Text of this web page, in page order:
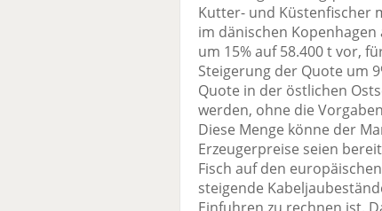
Kutter- und Küstenfischer
im dänischen
um 15% auf 58.400 t vor,
Steigerung der Quote um
Quote in der östlichen
werden, ohne die
Diese Menge könne der
Erzeugerpreise seien
Fisch auf den
steigende